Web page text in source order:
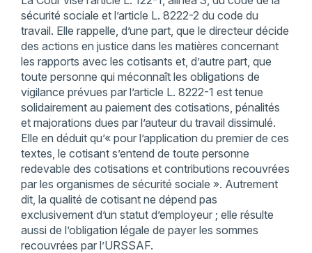
sécurité sociale et l’article L. 8222-2 du code du
travail. Elle rappelle, d’une part, que le directeur décide
des actions en justice dans les matières concernant
les rapports avec les cotisants et, d’autre part, que
toute personne qui méconnaît les obligations de
vigilance prévues par l’article L. 8222-1 est tenue
solidairement au paiement des cotisations, pénalités
et majorations dues par l’auteur du travail dissimulé.
Elle en déduit qu’« pour l’application du premier de ces
textes, le cotisant s’entend de toute personne
redevable des cotisations et contributions recouvrées
par les organismes de sécurité sociale ». Autrement
dit, la qualité de cotisant ne dépend pas
exclusivement d’un statut d’employeur ; elle résulte
aussi de l’obligation légale de payer les sommes
recouvrées par l’URSSAF.